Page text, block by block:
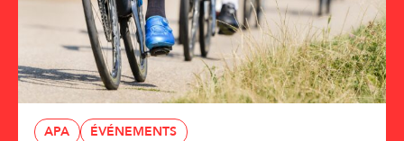
APA ÉVÉNEMENTS